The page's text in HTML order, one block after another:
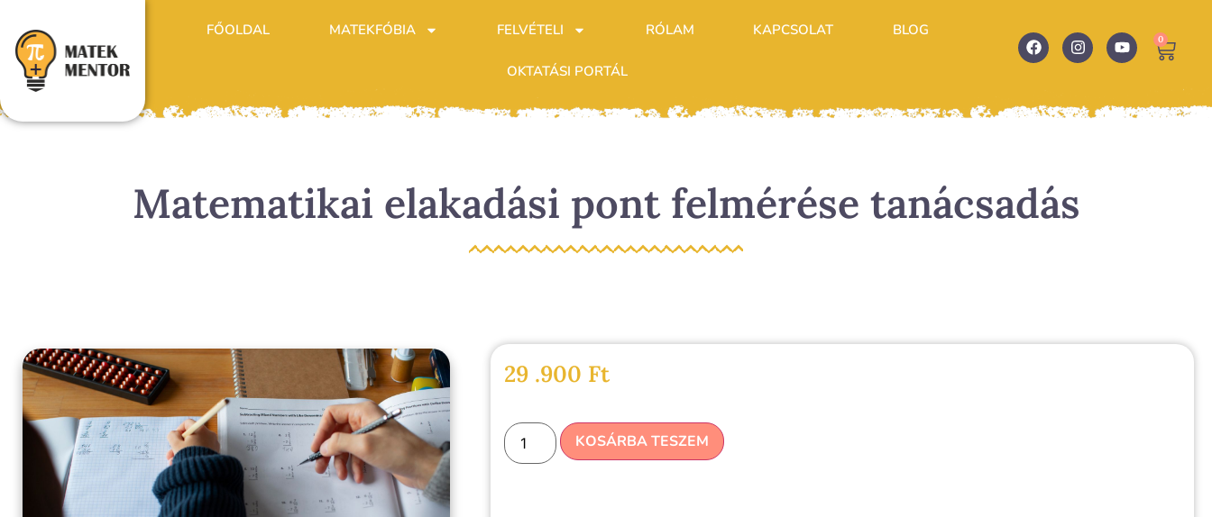
FŐOLDAL MATEKFÓBIA FELVÉTELI RÓLAM KAPCSOLAT BLOG
OKTATÁSI PORTÁL
0
Matematikai elakadási pont felmérése tanácsadás
29 .900 Ft
KOSÁRBA TESZEM